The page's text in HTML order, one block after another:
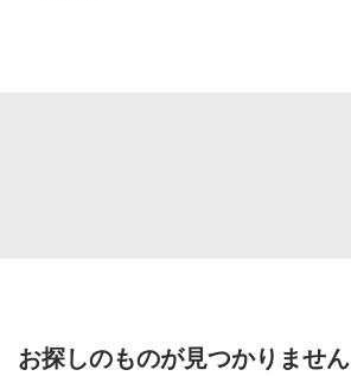
お探しのものが見つかりません